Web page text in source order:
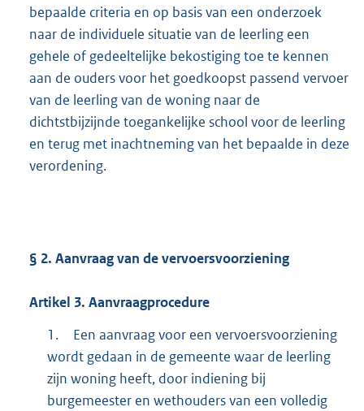
bepaalde criteria en op basis van een onderzoek
naar de individuele situatie van de leerling een
gehele of gedeeltelijke bekostiging toe te kennen
aan de ouders voor het goedkoopst passend vervoer
van de leerling van de woning naar de
dichtstbijzijnde toegankelijke school voor de leerling
en terug met inachtneming van het bepaalde in deze
verordening.
§ 2. Aanvraag van de vervoersvoorziening
Artikel 3. Aanvraagprocedure
1.
Een aanvraag voor een vervoersvoorziening
wordt gedaan in de gemeente waar de leerling
zijn woning heeft, door indiening bij
burgemeester en wethouders van een volledig